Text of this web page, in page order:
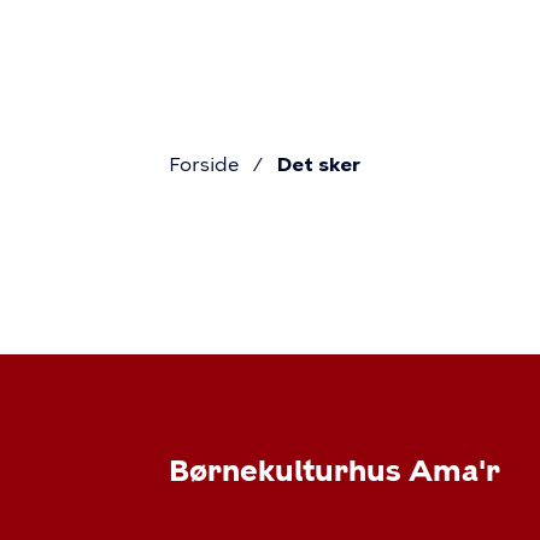
Forside Det sker
Det
sker
Børnekulturhus Ama'r